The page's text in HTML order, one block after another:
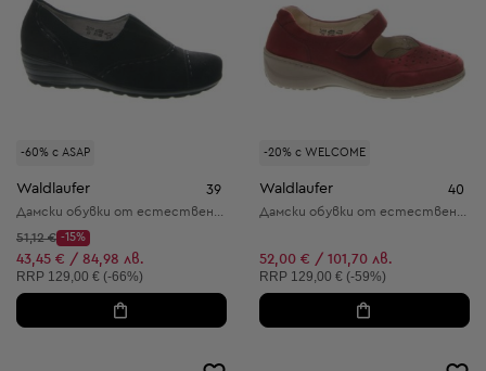
-60% с ASAP
Waldlaufer 39
Начална цена:
51,12 €
Discount Price:
-15%
Намалена цена:
43,45 € / 84,98 лв.
Препоръчителна цена:
RRP 129,00 € (-66%)
-20% с WELCOME
Waldlaufer 40
52,00 € / 101,70 лв.
Препоръчителна цена:
RRP 129,00 € (-59%)